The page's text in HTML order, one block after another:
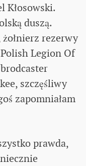
Kłosowski.
duszą.
rezerwy
Legion Of
szczęśliwy
zapomniałam
prawda,